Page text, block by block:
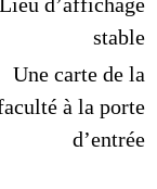
stable
Une carte de la
à la porte
d’entrée